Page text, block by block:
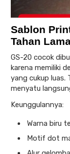
Sablon
Tahan
GS-20 cocok
karena memiliki
yang cukup luas.
menyatu
Keunggulannya:
Warna biru
Motif dot